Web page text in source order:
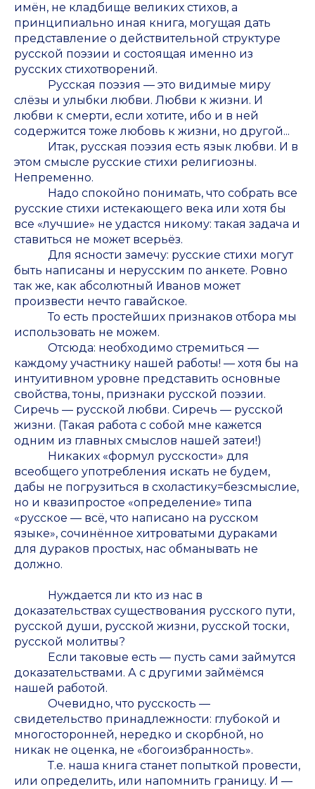
имён, не кладбище великих стихов, а
принципиально иная книга, могущая дать
представление о действительной структуре
русской поэзии и состоящая именно из
русских стихотворений.
Русская поэзия — это видимые миру
слёзы и улыбки любви. Любви к жизни. И
любви к смерти, если хотите, ибо и в ней
содержится тоже любовь к жизни, но другой...
Итак, русская поэзия есть язык любви. И в
этом смысле русские стихи религиозны.
Непременно.
Надо спокойно понимать, что собрать все
русские стихи истекающего века или хотя бы
все «лучшие» не удастся никому: такая задача и
ставиться не может всерьёз.
Для ясности замечу: русские стихи могут
быть написаны и нерусским по анкете. Ровно
так же, как абсолютный Иванов может
произвести нечто гавайское.
То есть простейших признаков отбора мы
использовать не можем.
Отсюда: необходимо стремиться —
каждому участнику нашей работы! — хотя бы на
интуитивном уровне представить основные
свойства, тоны, признаки русской поэзии.
Сиречь — русской любви. Сиречь — русской
жизни. (Такая работа с собой мне кажется
одним из главных смыслов нашей затеи!)
Никаких «формул русскости» для
всеобщего употребления искать не будем,
дабы не погрузиться в схоластику=безсмыслие,
но и квазипростое «определение» типа
«русское — всё, что написано на русском
языке», сочинённое хитроватыми дураками
для дураков простых, нас обманывать не
должно.
Нуждается ли кто из нас в
доказательствах существования русского пути,
русской души, русской жизни, русской тоски,
русской молитвы?
Если таковые есть — пусть сами займутся
доказательствами. А с другими займёмся
нашей работой.
Очевидно, что русскость —
свидетельство принадлежности: глубокой и
многосторонней, нередко и скорбной, но
никак не оценка, не «богоизбранность».
Т.е. наша книга станет попыткой провести,
или определить, или напомнить границу. И —